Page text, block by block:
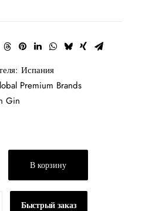
Испания
Premium Brands
Gin
В корзину
Быстрый заказ